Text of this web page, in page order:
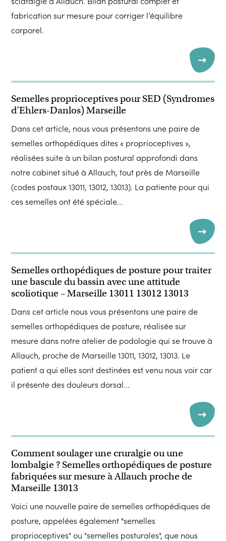
fabrication sur mesure pour corriger l’équilibre
corporel.
Semelles proprioceptives pour SED (Syndromes
d’Ehlers-Danlos) Marseille
Dans cet article, nous vous présentons une paire de
semelles orthopédiques dites « proprioceptives »,
réalisées suite à un bilan postural approfondi dans
notre cabinet situé à Allauch, tout près de Marseille
(codes postaux 13011, 13012, 13013). La patiente pour qui
ces semelles ont été spéciale...
Semelles orthopédiques de posture pour traiter
une bascule du bassin avec une attitude
scoliotique – Marseille 13011 13012 13013
Dans cet article nous vous présentons une paire de
semelles orthopédiques de posture, réalisée sur
mesure dans notre atelier de podologie qui se trouve à
Allauch, proche de Marseille 13011, 13012, 13013. Le
patient a qui elles sont destinées est venu nous voir car
il présente des douleurs dorsal...
Comment soulager une cruralgie ou une
lombalgie ? Semelles orthopédiques de posture
fabriquées sur mesure à Allauch proche de
Marseille 13013
Voici une nouvelle paire de semelles orthopédiques de
posture, appelées également "semelles
proprioceptives" ou "semelles posturales", que nous